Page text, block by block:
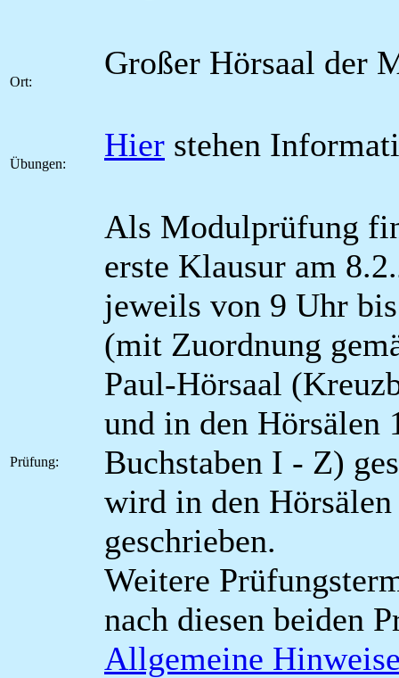
Ort:
Großer Hörsaal der
Übungen:
Hier stehen
Prüfung:
Als Modulprüfung
erste Klausur am
jeweils von 9 Uhr
(mit Zuordnung
Paul-Hörsaal
und in den Hörsälen
Buchstaben I - Z)
wird in den
geschrieben.
Weitere
nach diesen beiden
Allgemeine